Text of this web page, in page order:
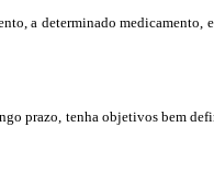
a determinado medicamento,
prazo, tenha objetivos bem